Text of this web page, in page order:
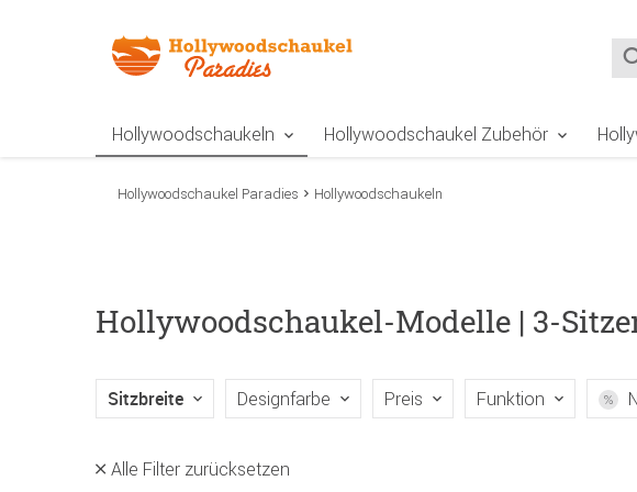
Hollywoodschaukeln Hollywoodschaukel Zubehör
Hollywoodschaukel Paradies Hollywoodschaukeln
Hollywoodschaukel-Modelle | 3-
Sitzbreite Designfarbe Preis Funktion
Alle Filter zurücksetzen